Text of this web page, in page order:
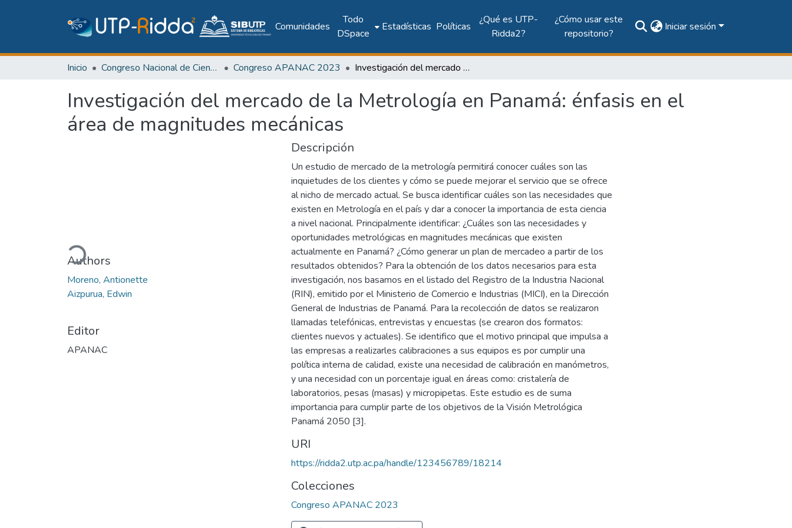
Comunidades
Todo
DSpace
Estadísticas Políticas
¿Qué es UTP-
Ridda2?
¿Cómo usar este
repositorio?
Iniciar sesión
Inicio Congreso Nacional de Ciencia y Tecnología – APANAC Congreso APANAC 2023 Investigación del mercado de la Metrología en Panamá: énfasis en el área de magnitudes mecánicas
Investigación del mercado de la Metrología en Panamá: énfasis en el
área de magnitudes mecánicas
Cargando...
Authors
Moreno, Antionette
Aizpurua, Edwin
Editor
APANAC
Descripción
Un estudio de mercado de la metrología permitirá conocer cuáles son las
inquietudes de los clientes y cómo se puede mejorar el servicio que se ofrece
al nicho de mercado actual. Se busca identificar cuáles son las necesidades que
existen en Metrología en el país y dar a conocer la importancia de esta ciencia
a nivel nacional. Principalmente identificar: ¿Cuáles son las necesidades y
oportunidades metrológicas en magnitudes mecánicas que existen
actualmente en Panamá? ¿Cómo generar un plan de mercadeo a partir de los
resultados obtenidos? Para la obtención de los datos necesarios para esta
investigación, nos basamos en el listado del Registro de la Industria Nacional
(RIN), emitido por el Ministerio de Comercio e Industrias (MICI), en la Dirección
General de Industrias de Panamá. Para la recolección de datos se realizaron
llamadas telefónicas, entrevistas y encuestas (se crearon dos formatos:
clientes nuevos y actuales). Se identifico que el motivo principal que impulsa a
las empresas a realizarles calibraciones a sus equipos es por cumplir una
política interna de calidad, existe una necesidad de calibración en manómetros,
y una necesidad con un porcentaje igual en áreas como: cristalería de
laboratorios, pesas (masas) y micropipetas. Este estudio es de suma
importancia para cumplir parte de los objetivos de la Visión Metrológica
Panamá 2050 [3].
URI
https://ridda2.utp.ac.pa/handle/123456789/18214
Colecciones
Congreso APANAC 2023